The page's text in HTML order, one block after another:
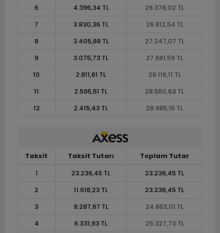
6
4.396,34 TL
26.378,02 TL
7
3.830,36 TL
26.812,54 TL
8
3.405,88 TL
27.247,07 TL
9
3.075,73 TL
27.681,59 TL
10
2.811,61 TL
28.116,11 TL
11
2.595,51 TL
28.550,63 TL
12
2.415,43 TL 28.985,15 TL
Taksit Taksit Tutarı
Toplam Tutar
1
23.236,45 TL
23.236,45 TL
2
11.618,23 TL
23.236,45 TL
3
8.287,67 TL
24.863,01 TL
4
6.331,93 TL
25.327,73 TL